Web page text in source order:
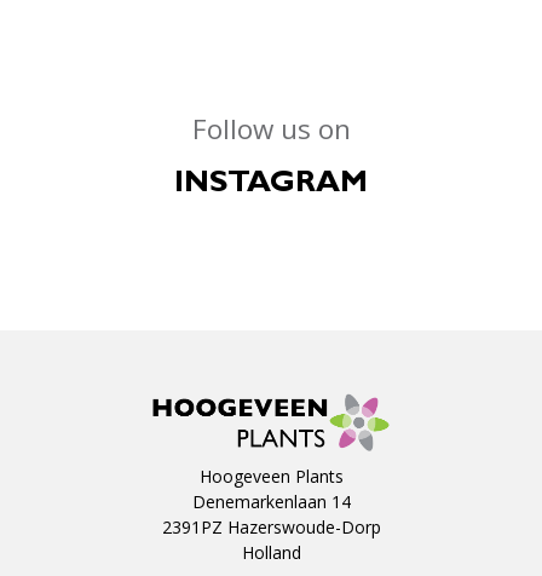
Follow us on
INSTAGRAM
Hoogeveen Plants
Denemarkenlaan 14
2391PZ Hazerswoude-Dorp
Holland